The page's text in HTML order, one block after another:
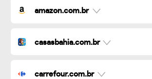
amazon.com.br
casasbahia.com.br
carrefour.com.br